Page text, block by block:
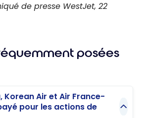
de presse WestJet, 22
posées
Korean Air et Air France-
pour les actions de